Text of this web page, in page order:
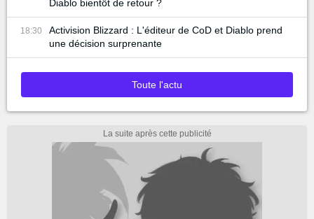
Diablo bientôt de retour ?
18:30
Activision Blizzard : L'éditeur de CoD et Diablo prend
une décision surprenante
Toute l'actu